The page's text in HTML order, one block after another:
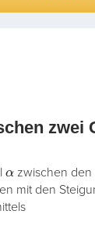
zwei
zwischen
mit den